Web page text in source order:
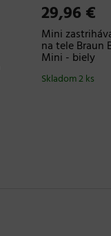
29,96 €
Mini
na tele Braun
Mini - biely
Skladom 2 ks